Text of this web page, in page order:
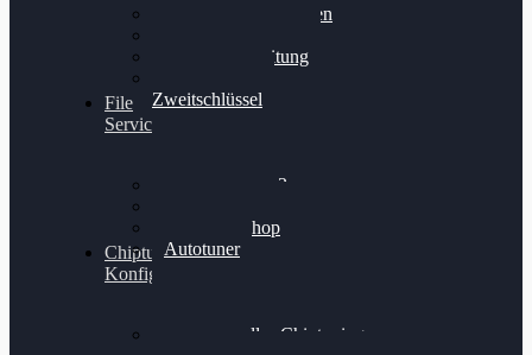
Bremsscheiben planen
Felgenaufbereitung
Zweitschlüssel
File
Service
Alientech Kess3
Alientech Shop
Autotuner
Chiptuning
Konfigurator
Professionelles Chiptuning